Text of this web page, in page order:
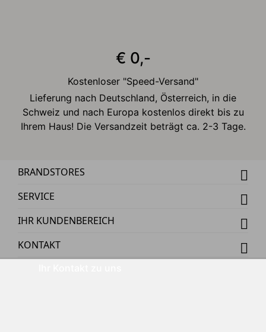
€ 0,-
Kostenloser "Speed-Versand"
Lieferung nach Deutschland, Österreich, in die
Schweiz und nach Europa kostenlos direkt bis zu
Ihrem Haus! Die Versandzeit beträgt ca. 2-3 Tage.
BRANDSTORES
SERVICE
IHR KUNDENBEREICH
KONTAKT